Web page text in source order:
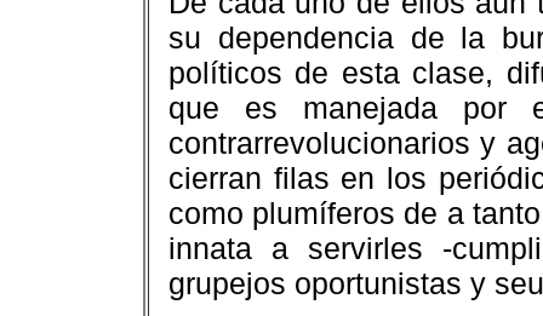
su dependencia de la
políticos de esta clase,
que es manejada por
contrarrevolucionarios y
cierran filas en los
como plumíferos de a
innata a servirles -
grupejos oportunistas y